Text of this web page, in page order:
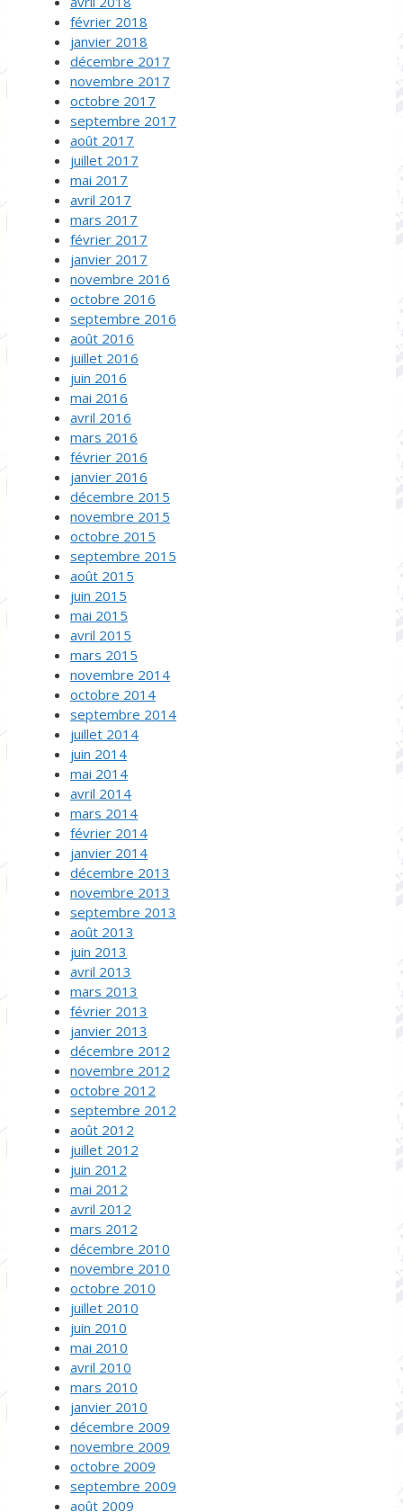
février 2018
janvier 2018
décembre 2017
novembre 2017
octobre 2017
septembre 2017
août 2017
juillet 2017
mai 2017
avril 2017
mars 2017
février 2017
janvier 2017
novembre 2016
octobre 2016
septembre 2016
août 2016
juillet 2016
juin 2016
mai 2016
avril 2016
mars 2016
février 2016
janvier 2016
décembre 2015
novembre 2015
octobre 2015
septembre 2015
août 2015
juin 2015
mai 2015
avril 2015
mars 2015
novembre 2014
octobre 2014
septembre 2014
juillet 2014
juin 2014
mai 2014
avril 2014
mars 2014
février 2014
janvier 2014
décembre 2013
novembre 2013
septembre 2013
août 2013
juin 2013
avril 2013
mars 2013
février 2013
janvier 2013
décembre 2012
novembre 2012
octobre 2012
septembre 2012
août 2012
juillet 2012
juin 2012
mai 2012
avril 2012
mars 2012
décembre 2010
novembre 2010
octobre 2010
juillet 2010
juin 2010
mai 2010
avril 2010
mars 2010
janvier 2010
décembre 2009
novembre 2009
octobre 2009
septembre 2009
août 2009